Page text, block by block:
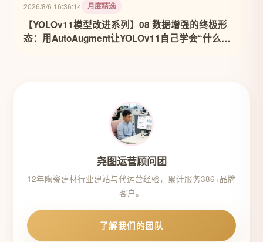
2026/8/6 16:36:14 月度精选
【YOLOv11模型改进系列】08 数据增强的终极形
态：用AutoAugment让YOLOv11自己学会“什么数
尧图运营顾问团
12年陶瓷建材行业建站与代运营经验，累计服务386+品牌
客户。
了解我们的团队